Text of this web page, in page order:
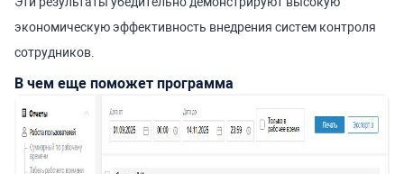
экономическую эффективность внедрения систем контроля
сотрудников.
В чем еще поможет программа